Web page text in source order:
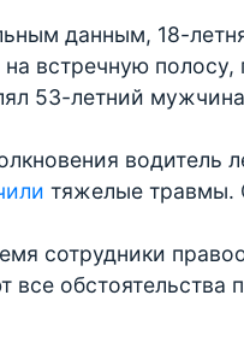
данным, 18-
встречную полосу,
53-летний
водитель
тяжелые травмы.
сотрудники
все обстоятельства